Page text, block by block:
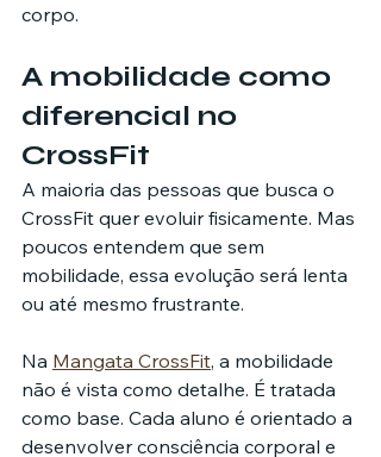
corpo.
A mobilidade como
diferencial no
CrossFit
A maioria das pessoas que busca o
CrossFit quer evoluir fisicamente. Mas
poucos entendem que sem
mobilidade, essa evolução será lenta
ou até mesmo frustrante.
Na Mangata CrossFit, a mobilidade
não é vista como detalhe. É tratada
como base. Cada aluno é orientado a
desenvolver consciência corporal e